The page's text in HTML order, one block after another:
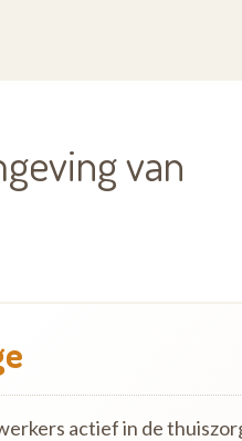
van
actief in de